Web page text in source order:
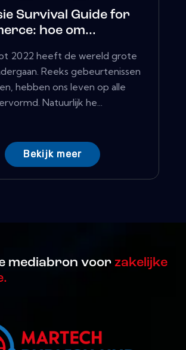
Survival Guide for
hoe om...
2022 heeft de wereld grote
Reeks gebeurtenissen
hebben ons leven op alle
Natuurlijk he...
Bekijk meer
mediabron voor zakelijke